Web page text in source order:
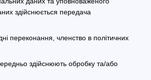
здійснюється передача
переконання, членство в політичних
здійснюють обробку та/або